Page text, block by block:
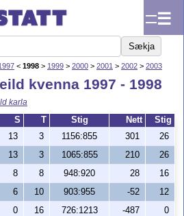
☰
Sækja
< 1998 > 1999 > 2000 > 2001 > 2002 > 2003
kvenna 1997 - 1998
karla
S T Stig Nett
Stig
13 3 1156:855 301
26
13 3 1065:855 210
26
8 8 948:920 28
16
6 10 903:955 -52
12
0 16 726:1213 -487 0